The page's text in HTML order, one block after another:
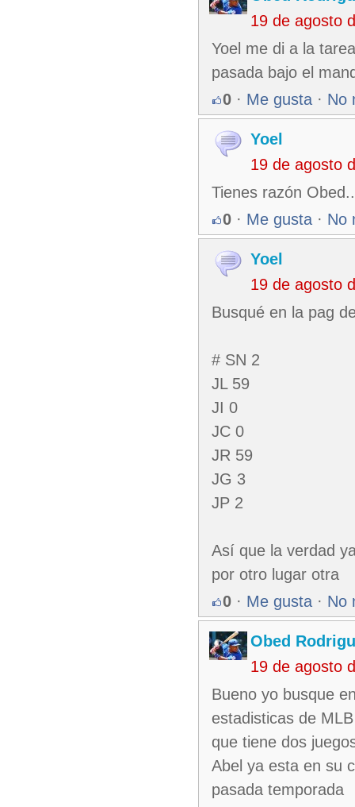
19 de agosto
Yoel me di a la
pasada bajo el
0 · Me gusta · No
Yoel
19 de agosto
Tienes razón
0 · Me gusta · No
Yoel
19 de agosto
Busqué en la pag
# SN 2
JL 59
JI 0
JC 0
JR 59
JG 3
JP 2
Así que la verdad
por otro lugar otra
0 · Me gusta · No
Obed
19 de agosto
Bueno yo busque
estadisticas de
que tiene dos
Abel ya esta en su
pasada temporada